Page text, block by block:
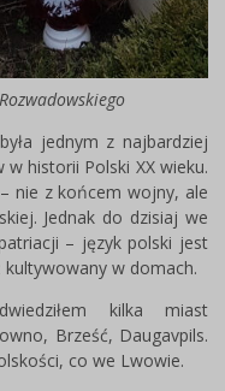
jednym z najbardziej
historii Polski XX wieku.
nie z końcem wojny, ale
Jednak do dzisiaj we
– język polski jest
w domach.
kilka miast
Brześć, Daugavpils.
co we Lwowie.